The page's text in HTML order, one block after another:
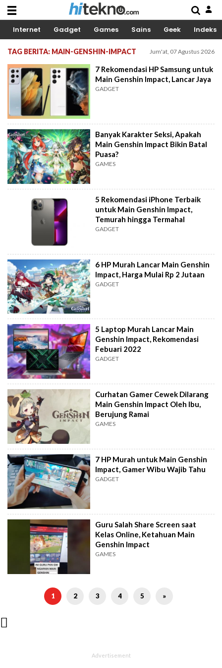
Internet Gadget Games Sains Geek Indeks
TAG BERITA: MAIN-GENSHIN-IMPACT Jum'at, 07 Agustus 2026
7 Rekomendasi HP Samsung untuk
Main Genshin Impact, Lancar Jaya
GADGET
Banyak Karakter Seksi, Apakah
Main Genshin Impact Bikin Batal
Puasa?
GAMES
5 Rekomendasi iPhone Terbaik
untuk Main Genshin Impact,
Temurah hingga Termahal
GADGET
6 HP Murah Lancar Main Genshin
Impact, Harga Mulai Rp 2 Jutaan
GADGET
5 Laptop Murah Lancar Main
Genshin Impact, Rekomendasi
Febuari 2022
GADGET
Curhatan Gamer Cewek Dilarang
Main Genshin Impact Oleh Ibu,
Berujung Ramai
GAMES
7 HP Murah untuk Main Genshin
Impact, Gamer Wibu Wajib Tahu
GADGET
Guru Salah Share Screen saat
Kelas Online, Ketahuan Main
Genshin Impact
GAMES
1 2 3 4 5 »
